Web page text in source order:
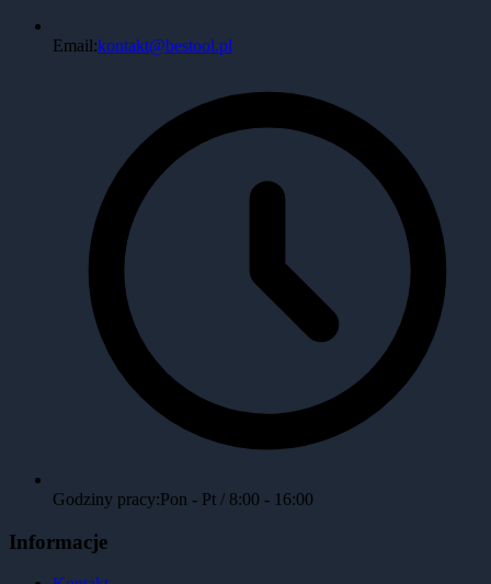
Email:kontakt@bestool.pl
Godziny pracy:Pon - Pt / 8:00 - 16:00
Informacje